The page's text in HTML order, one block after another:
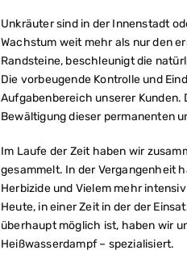
Unkräuter sind in der Innenstadt
Wachstum weit mehr als nur den
Randsteine, beschleunigt die
Die vorbeugende Kontrolle und
Aufgabenbereich unserer
Bewältigung dieser permanenten
Im Laufe der Zeit haben wir
gesammelt. In der Vergangenheit
Herbizide und Vielem mehr
Heute, in einer Zeit in der der
überhaupt möglich ist, haben wir
Heißwasserdampf – spezialisiert.